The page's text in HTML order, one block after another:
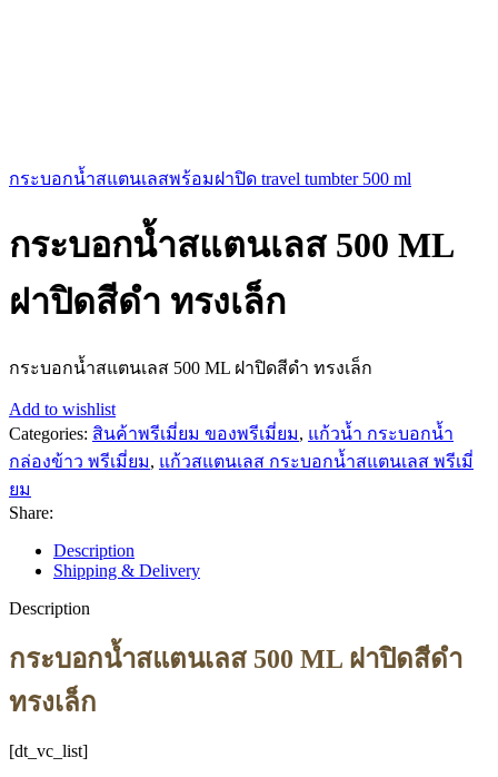
กระบอกน้ำสแตนเลสพร้อมฝาปิด travel tumbter 500 ml
กระบอกน้ำสแตนเลส 500 ML
ฝาปิดสีดำ ทรงเล็ก
กระบอกน้ำสแตนเลส 500 ML ฝาปิดสีดำ ทรงเล็ก
Add to wishlist
Categories: สินค้าพรีเมี่ยม ของพรีเมี่ยม, แก้วน้ำ กระบอกน้ำ
กล่องข้าว พรีเมี่ยม, แก้วสแตนเลส กระบอกน้ำสแตนเลส พรีเมี่
ยม
Share:
Description
Shipping & Delivery
Description
กระบอกน้ำสแตนเลส 500 ML ฝาปิดสีดำ
ทรงเล็ก
[dt_vc_list]